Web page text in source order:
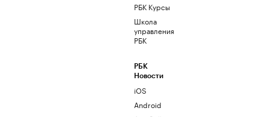
РБК Курсы
Школа
управления
РБК
РБК
Новости
iOS
Android